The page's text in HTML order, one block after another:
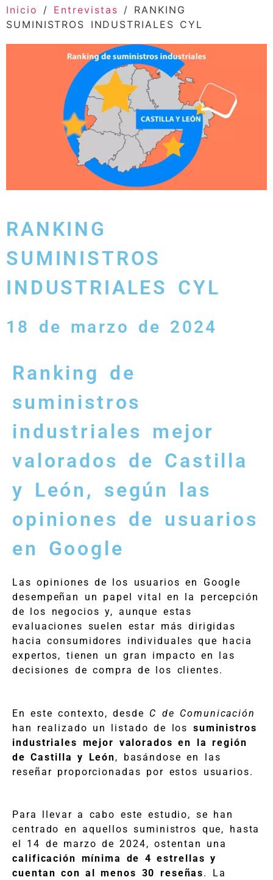
Inicio / Entrevistas / RANKING
SUMINISTROS INDUSTRIALES CYL
RANKING
SUMINISTROS
INDUSTRIALES CYL
18 de marzo de 2024
Ranking de
suministros
industriales mejor
valorados de Castilla
y León, según las
opiniones de usuarios
en Google
Las opiniones de los usuarios en Google
desempeñan un papel vital en la percepción
de los negocios y, aunque estas
evaluaciones suelen estar más dirigidas
hacia consumidores individuales que hacia
expertos, tienen un gran impacto en las
decisiones de compra de los clientes.
En este contexto, desde C de Comunicación
han realizado un listado de los suministros
industriales mejor valorados en la región
de Castilla y León, basándose en las
reseñar proporcionadas por estos usuarios.
Para llevar a cabo este estudio, se han
centrado en aquellos suministros que, hasta
el 14 de marzo de 2024, ostentan una
calificación mínima de 4 estrellas y
cuentan con al menos 30 reseñas. La